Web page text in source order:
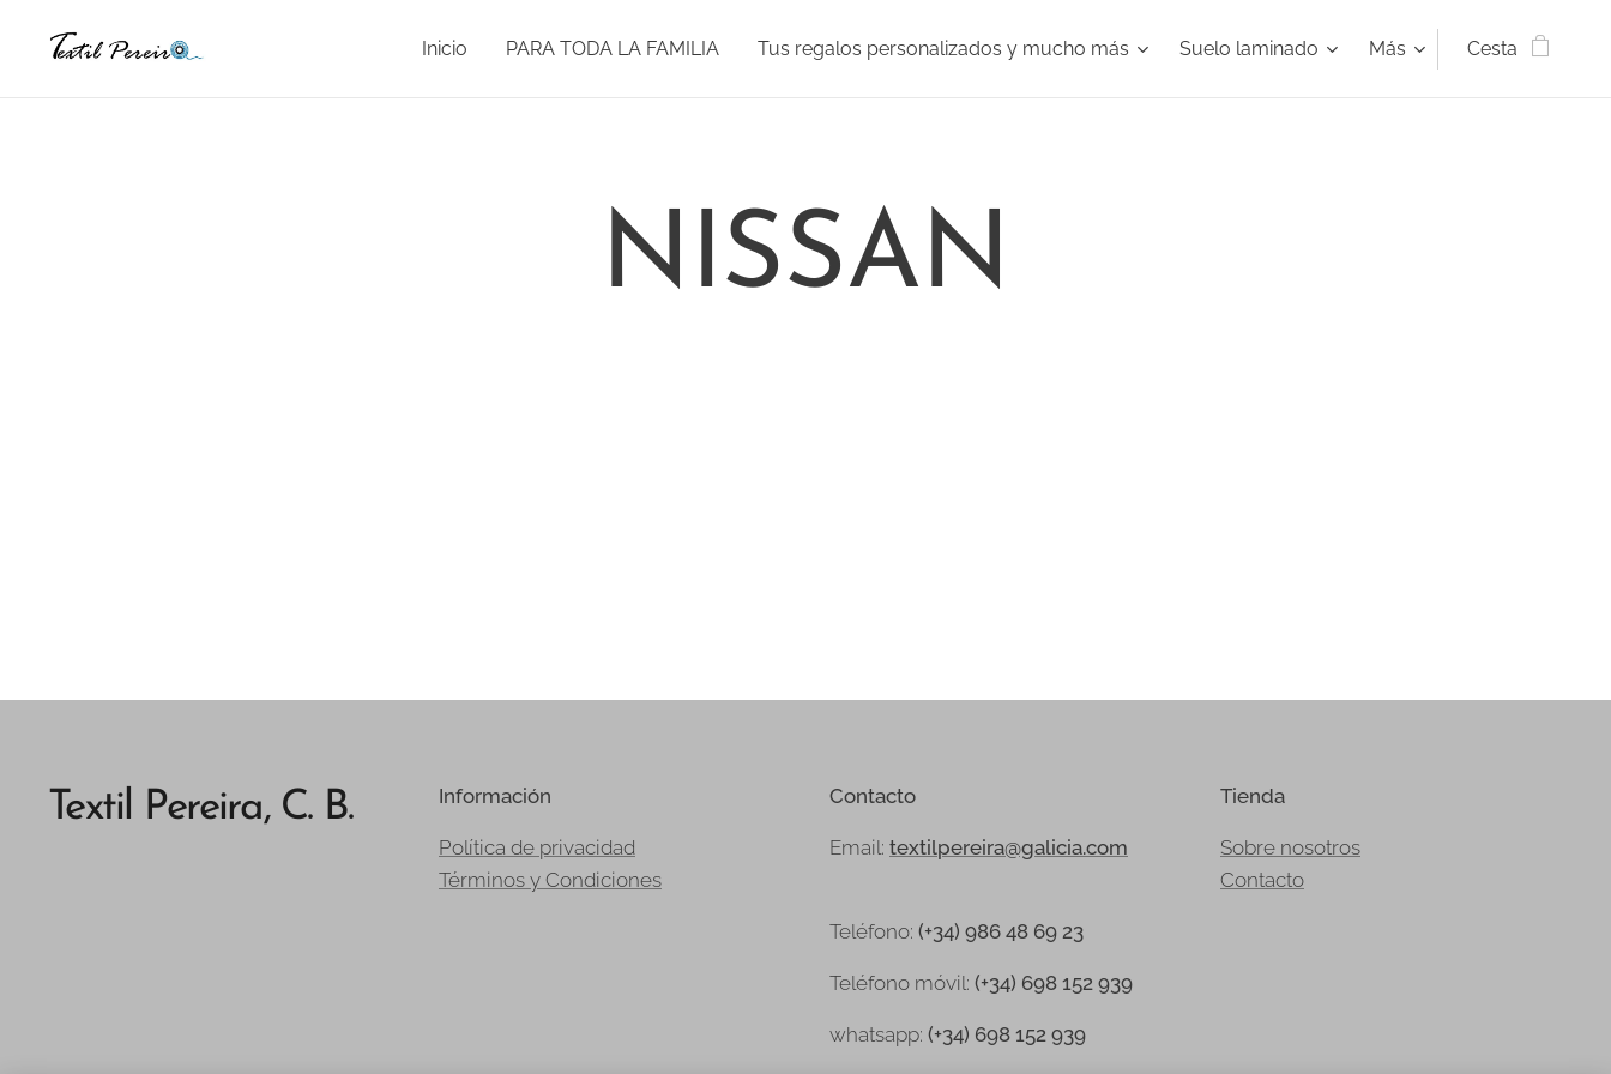
Inicio PARA TODA LA FAMILIA Tus regalos personalizados y mucho más Suelo laminado Más Cesta
NISSAN
Textil Pereira, C. B. Información
Política de privacidad
Términos y Condiciones
Contacto
Email: textilpereira@galicia.com
Teléfono: (+34) 986 48 69 23
Teléfono móvil: (+34) 698 152 939
whatsapp: (+34) 698 152 939
Tienda
Sobre nosotros
Contacto